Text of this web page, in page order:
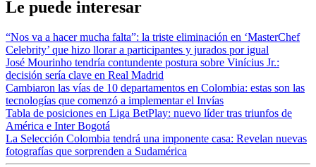
Le puede interesar
“Nos va a hacer mucha falta”: la triste eliminación en ‘MasterChef
Celebrity’ que hizo llorar a participantes y jurados por igual
José Mourinho tendría contundente postura sobre Vinícius Jr.:
decisión sería clave en Real Madrid
Cambiaron las vías de 10 departamentos en Colombia: estas son las
tecnologías que comenzó a implementar el Invías
Tabla de posiciones en Liga BetPlay: nuevo líder tras triunfos de
América e Inter Bogotá
La Selección Colombia tendrá una imponente casa: Revelan nuevas
fotografías que sorprenden a Sudamérica